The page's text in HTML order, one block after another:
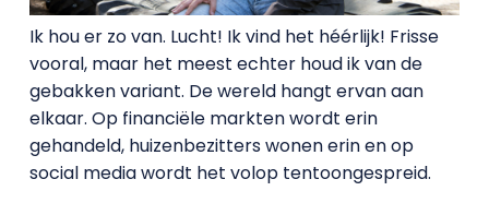
Ik hou er zo van. Lucht! Ik vind het héérlijk! Frisse
vooral, maar het meest echter houd ik van de
gebakken variant. De wereld hangt ervan aan
elkaar. Op financiële markten wordt erin
gehandeld, huizenbezitters wonen erin en op
social media wordt het volop tentoongespreid.